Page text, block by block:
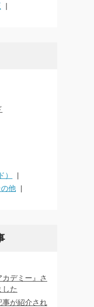
他
カデミー』さ
した
事が紹介され